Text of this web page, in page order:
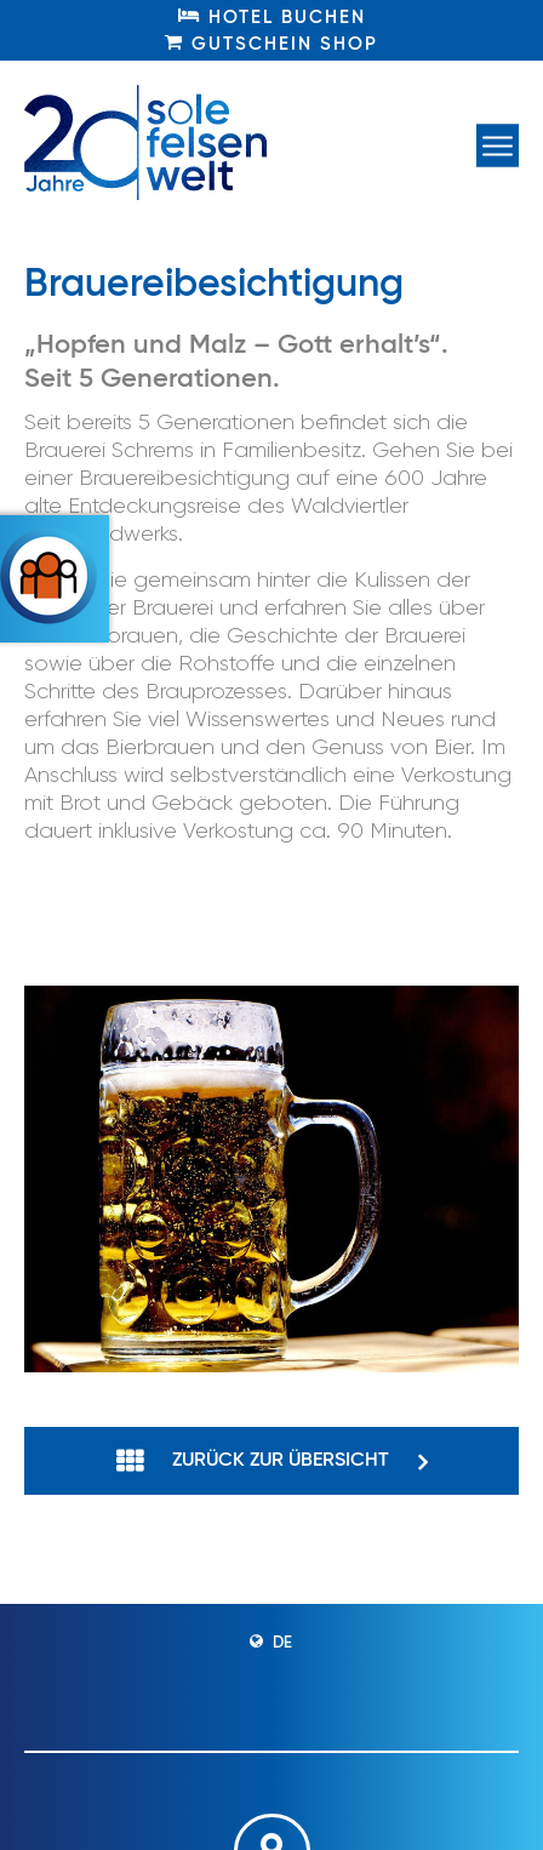
HOTEL BUCHEN
GUTSCHEIN SHOP
Brauereibesichtigung
„Hopfen und Malz – Gott erhalt’s“.
Seit 5 Generationen.
Seit bereits 5 Generationen befindet sich die
Brauerei Schrems in Familienbesitz. Gehen Sie bei
einer Brauereibesichtigung auf eine 600 Jahre
alte Entdeckungsreise des Waldviertler
Brauhandwerks.
Blicken Sie gemeinsam hinter die Kulissen der
Schremser Brauerei und erfahren Sie alles über
das Bierbrauen, die Geschichte der Brauerei
sowie über die Rohstoffe und die einzelnen
Schritte des Brauprozesses. Darüber hinaus
erfahren Sie viel Wissenswertes und Neues rund
um das Bierbrauen und den Genuss von Bier. Im
Anschluss wird selbstverständlich eine Verkostung
mit Brot und Gebäck geboten. Die Führung
dauert inklusive Verkostung ca. 90 Minuten.
ZURÜCK ZUR ÜBERSICHT
DE
HOTEL BUCHEN
GUTSCHEIN SHOP